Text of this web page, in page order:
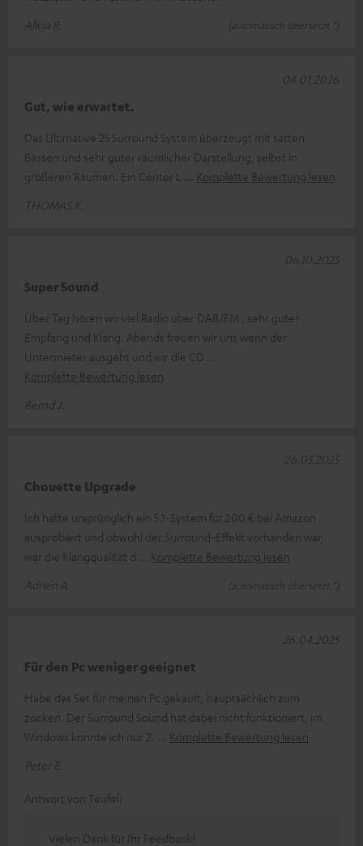
Alicja P.
(automatisch übersetzt *)
Gut, wie erwartet.
Das Ultimative 25 Surround System überzeugt mit satten
Bässen und sehr guter räumlicher Darstellung, selbst in
größeren Räumen. Ein Center L
Komplette Bewertung lesen
THOMAS K.
04.01.2026
Super Sound
Über Tag hören wir viel Radio über DAB/FM , sehr guter
Empfang und Klang. Abends freuen wir uns wenn der
Untermieter ausgeht und wir die CD
Komplette Bewertung lesen
Bernd J.
06.10.2025
Chouette Upgrade
Ich hatte ursprünglich ein 5.1-System für 200 € bei Amazon
ausprobiert und obwohl der Surround-Effekt vorhanden war,
war die Klangqualität d
Komplette Bewertung lesen
Adrien A.
(automatisch übersetzt *)
26.05.2025
Für den Pc weniger geeignet
Habe das Set für meinen Pc gekauft, hauptsächlich zum
zocken. Der Surround Sound hat dabei nicht funktioniert, im
Windows konnte ich nur 2.
Komplette Bewertung lesen
Peter E.
26.04.2025
Antwort von Teufel:
Vielen Dank für Ihr Feedback!